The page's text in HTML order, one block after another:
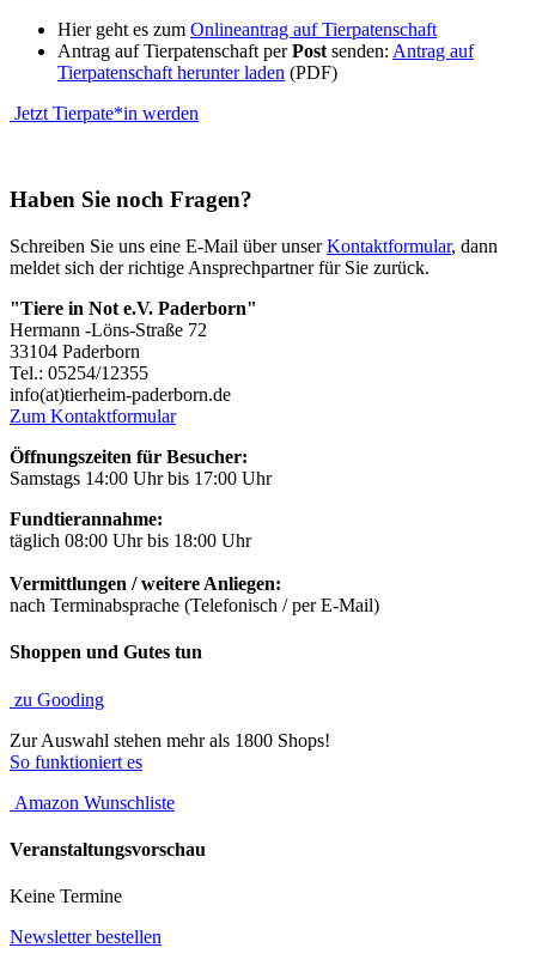
Hier geht es zum Onlineantrag auf Tierpatenschaft
Antrag auf Tierpatenschaft perPost senden: Antrag auf
Tierpatenschaft herunter laden (PDF)
Jetzt Tierpate*in werden
Haben Sie noch Fragen?
Schreiben Sie uns eine E-Mail über unserKontaktformular, dann
meldet sich der richtige Ansprechpartner für Sie zurück.
"Tiere in Not e.V. Paderborn"
Hermann -Löns-Straße 72
33104 Paderborn
Tel.: 05254/12355
info(at)tierheim-paderborn.de
Zum Kontaktformular
Öffnungszeiten für Besucher:
Samstags 14:00 Uhr bis 17:00 Uhr
Fundtierannahme:
täglich 08:00 Uhr bis 18:00 Uhr
Vermittlungen / weitere Anliegen:
nach Terminabsprache (Telefonisch / per E-Mail)
Shoppen und Gutes tun
zu Gooding
Zur Auswahl stehen mehr als 1800 Shops!
So funktioniert es
Amazon Wunschliste
Veranstaltungsvorschau
Keine Termine
Newsletter bestellen